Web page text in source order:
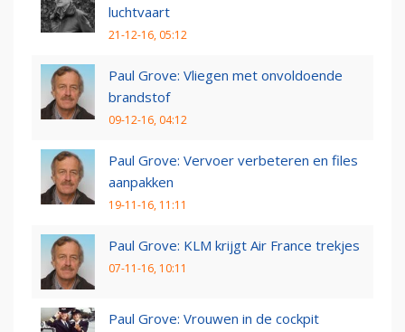
luchtvaart
21-12-16, 05:12
Paul Grove: Vliegen met onvoldoende
brandstof
09-12-16, 04:12
Paul Grove: Vervoer verbeteren en files
aanpakken
19-11-16, 11:11
Paul Grove: KLM krijgt Air France trekjes
07-11-16, 10:11
Paul Grove: Vrouwen in de cockpit